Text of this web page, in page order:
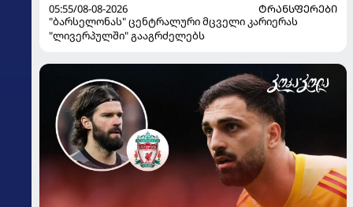
05:55/08-08-2026
ᲢᲠᲐᲜᲡᲤᲔᲠᲔᲑᲘ
"ბარსელონას" ცენტრალური მცველი კარიერას
"ლივერპულში" გააგრძელებს